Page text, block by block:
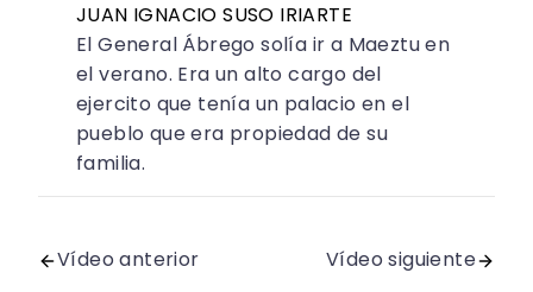
JUAN IGNACIO SUSO IRIARTE
El General Ábrego solía ir a Maeztu en
el verano. Era un alto cargo del
ejercito que tenía un palacio en el
pueblo que era propiedad de su
familia.
Vídeo anterior Vídeo siguiente